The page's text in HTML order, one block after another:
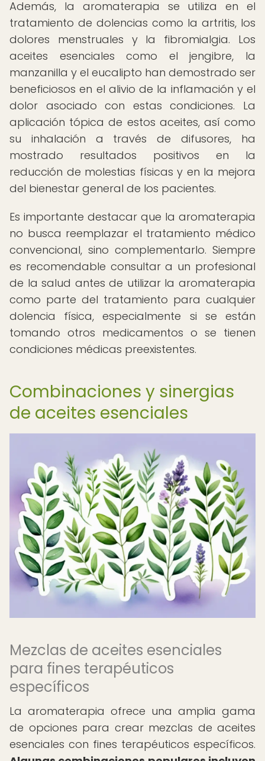
Además, la aromaterapia se utiliza en el
tratamiento de dolencias como la artritis, los
dolores menstruales y la fibromialgia. Los
aceites esenciales como el jengibre, la
manzanilla y el eucalipto han demostrado ser
beneficiosos en el alivio de la inflamación y el
dolor asociado con estas condiciones. La
aplicación tópica de estos aceites, así como
su inhalación a través de difusores, ha
mostrado resultados positivos en la
reducción de molestias físicas y en la mejora
del bienestar general de los pacientes.
Es importante destacar que la aromaterapia
no busca reemplazar el tratamiento médico
convencional, sino complementarlo. Siempre
es recomendable consultar a un profesional
de la salud antes de utilizar la aromaterapia
como parte del tratamiento para cualquier
dolencia física, especialmente si se están
tomando otros medicamentos o se tienen
condiciones médicas preexistentes.
Combinaciones y sinergias
de aceites esenciales
Mezclas de aceites esenciales
para fines terapéuticos
específicos
La aromaterapia ofrece una amplia gama
de opciones para crear mezclas de aceites
esenciales con fines terapéuticos específicos.